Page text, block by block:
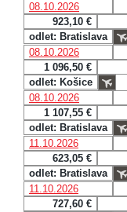
08.10.2026
923,10 €
odlet: Bratislava
08.10.2026
1 096,50 €
odlet: Košice
08.10.2026
1 107,55 €
odlet: Bratislava
11.10.2026
623,05 €
odlet: Bratislava
11.10.2026
727,60 €